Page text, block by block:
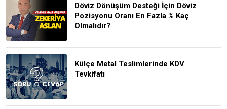
Döviz Dönüşüm Desteği İçin Döviz
Pozisyonu Oranı En Fazla % Kaç
Olmalıdır?
Külçe Metal Teslimlerinde KDV
Tevkifatı